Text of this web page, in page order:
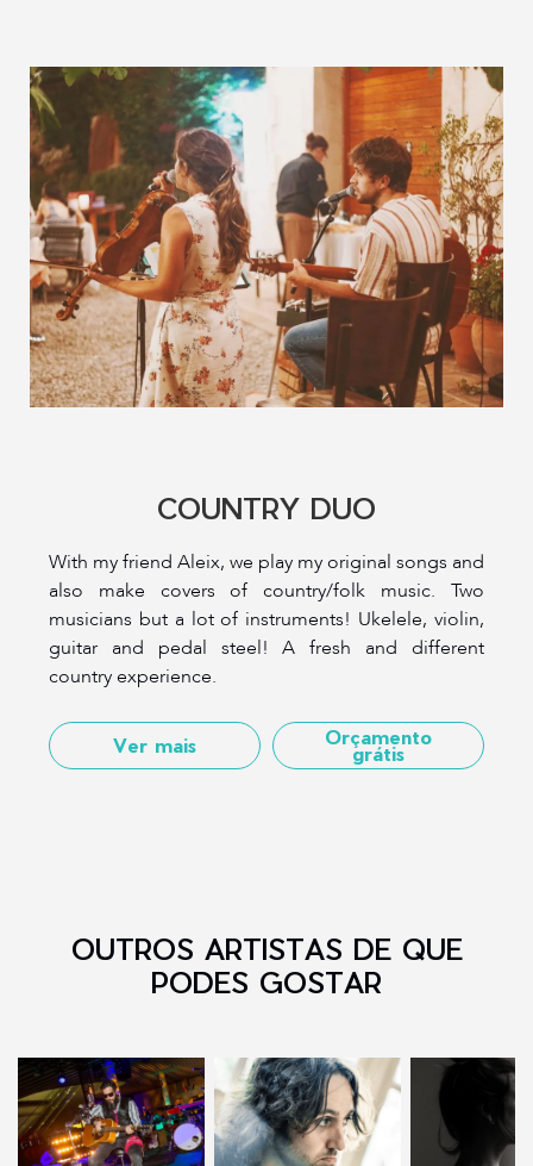
COUNTRY DUO
With my friend Aleix, we play my original songs and
also make covers of country/folk music. Two
musicians but a lot of instruments! Ukelele, violin,
guitar and pedal steel! A fresh and different
country experience.
Ver mais Orçamento
grátis
OUTROS ARTISTAS DE QUE
PODES GOSTAR